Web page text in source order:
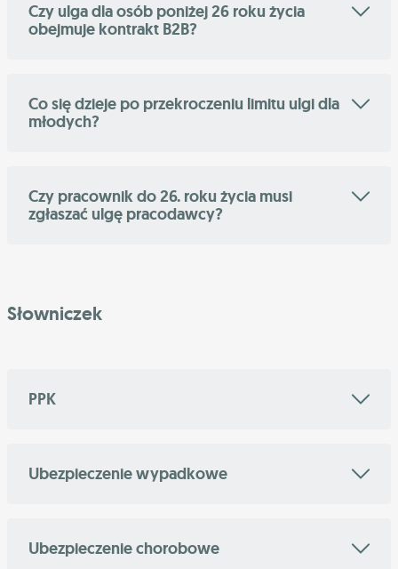
Czy ulga dla osób poniżej 26 roku życia
obejmuje kontrakt B2B?
Co się dzieje po przekroczeniu limitu ulgi dla
młodych?
Czy pracownik do 26. roku życia musi
zgłaszać ulgę pracodawcy?
Słowniczek
PPK
Ubezpieczenie wypadkowe
Ubezpieczenie chorobowe